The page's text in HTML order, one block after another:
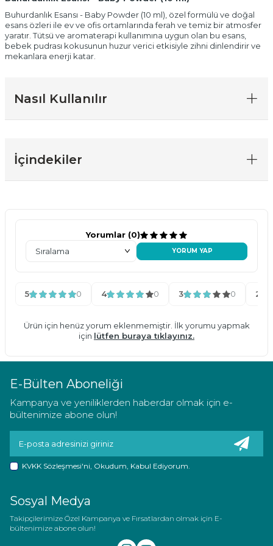
Buhurdanlık Esansı - Baby Powder (10 ml), özel formülü ve doğal
esans özleri ile ev ve ofis ortamlarında ferah ve temiz bir atmosfer
yaratır. Tütsü ve aromaterapi kullanımına uygun olan bu esans,
bebek pudrası kokusunun huzur verici etkisiyle zihni dinlendirir ve
mekanlara enerji katar.
Nasıl Kullanılır
İçindekiler
Yorumlar (0)
YORUM YAP
5 0 4 0 3 0 2
Ürün için henüz yorum eklenmemiştir. İlk yorumu yapmak
için lütfen buraya tıklayınız.
E-Bülten Aboneliği
Kampanya ve yeniliklerden haberdar olmak için e-
bültenimize abone olun!
KVKK Sözleşmesi'ni, Okudum, Kabul Ediyorum.
Sosyal Medya
Takipçilerimize Özel Kampanya ve Fırsatlardan olmak için E-
bültenimize abone olun!